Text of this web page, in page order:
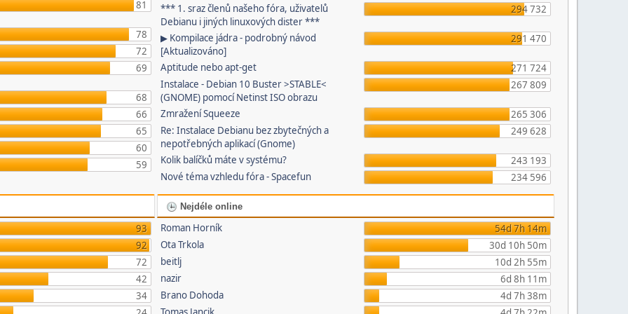
81
78
72
69
68
66
65
60
59
*** 1. sraz členů našeho fóra, uživatelů
Debianu i jiných linuxových dister ***
294 732
▶ Kompilace jádra - podrobný návod
[Aktualizováno]
291 470
Aptitude nebo apt-get
271 724
Instalace - Debian 10 Buster >STABLE<
(GNOME) pomocí Netinst ISO obrazu
267 809
Zmražení Squeeze
265 306
Re: Instalace Debianu bez zbytečných a
nepotřebných aplikací (Gnome)
249 628
Kolik balíčků máte v systému?
243 193
Nové téma vzhledu fóra - Spacefun
234 596
93
92
72
42
34
Nejdéle online
Roman Horník
54d 7h 14m
Ota Trkola
30d 10h 50m
beitlj
10d 2h 55m
nazir
6d 8h 11m
Brano Dohoda
4d 7h 38m